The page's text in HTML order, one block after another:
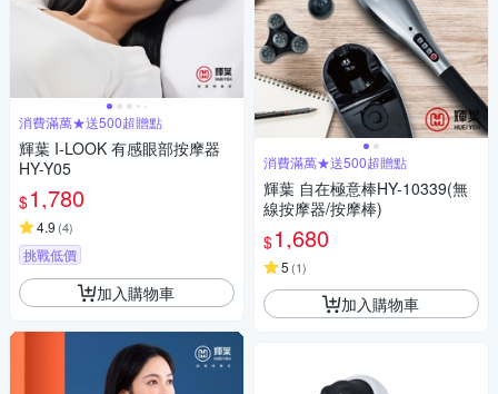
消費滿萬★送500超贈點
輝葉 I-LOOK 有感眼部按摩器
HY-Y05
$1,780
4.9 (4)
挑戰低價
加入購物車
消費滿萬★送500超贈點
輝葉 自在極意棒HY-10339(無
線按摩器/按摩棒)
$1,680
5 (1)
加入購物車